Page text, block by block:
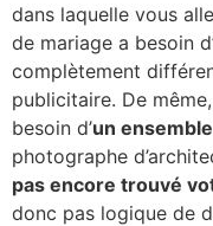
dans laquelle vous
de mariage a besoin
complètement
publicitaire. De
besoin d’un
photographe
pas encore trouvé
donc pas logique de